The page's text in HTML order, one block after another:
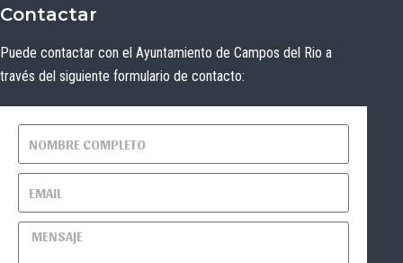
Contactar
Puede contactar con el Ayuntamiento de Campos del Rio a
través del siguiente formulario de contacto: